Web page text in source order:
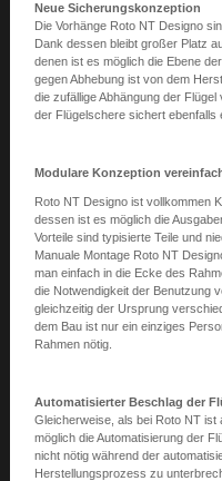
Neue Sicherungskonzeption
Die Vorhänge Roto NT Designo
Dank dessen bleibt großer Platz
denen ist es möglich die Ebene
gegen Abhebung ist von dem
die zufällige Abhängung der
der Flügelschere sichert ebenfalls
Modulare Konzeption
Roto NT Designo ist vollkommen
dessen ist es möglich die
Vorteile sind typisierte Teile und
Manuale Montage Roto NT
man einfach in die Ecke des
die Notwendigkeit der Benutzung
gleichzeitig der Ursprung
dem Bau ist nur ein einziges
Rahmen nötig.
Automatisierter Beschlag der
Gleicherweise, als bei Roto NT ist
möglich die Automatisierung der
nicht nötig während der
Herstellungsprozess zu